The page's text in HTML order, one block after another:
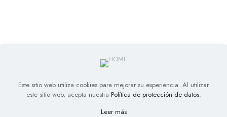
Este sitio web utiliza cookies para mejorar su experiencia. Al utilizar
este sitio web, acepta nuestra Política de protección de datos.
Leer más